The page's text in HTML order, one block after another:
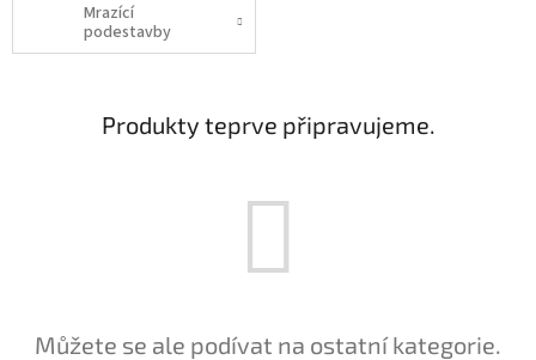
Mrazící
podestavby
Produkty teprve připravujeme.
Můžete se ale podívat na ostatní kategorie.